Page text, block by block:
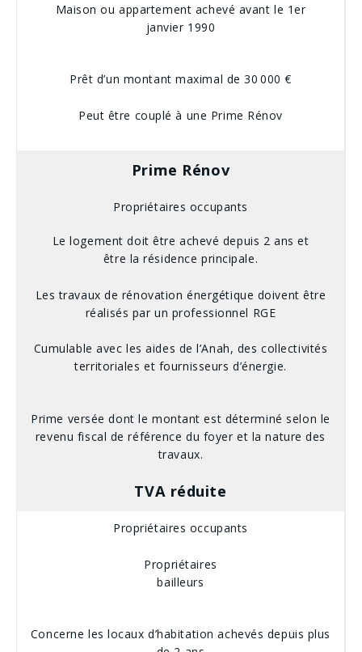
Maison ou appartement achevé avant le 1er
janvier 1990
Prêt d’un montant maximal de 30 000 €
Peut être couplé à une Prime Rénov
Prime Rénov
Propriétaires occupants
Le logement doit être achevé depuis 2 ans et
être la résidence principale.
Les travaux de rénovation énergétique doivent être
réalisés par un professionnel RGE
Cumulable avec les aides de l’Anah, des collectivités
territoriales et fournisseurs d’énergie.
Prime versée dont le montant est déterminé selon le
revenu fiscal de référence du foyer et la nature des
travaux.
TVA réduite
Propriétaires occupants
Propriétaires
bailleurs
Concerne les locaux d’habitation achevés depuis plus